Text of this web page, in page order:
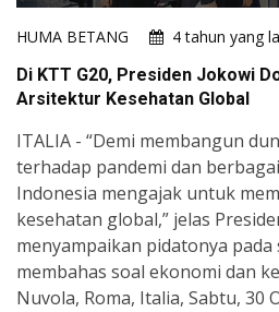
HUMA BETANG
4 tahun yang
Di KTT G20, Presiden Jokowi
Arsitektur Kesehatan Global
ITALIA - “Demi membangun
terhadap pandemi dan
Indonesia mengajak untuk
kesehatan global,” jelas
menyampaikan pidatonya pada
membahas soal ekonomi dan
Nuvola, Roma, Italia, Sabtu, 30